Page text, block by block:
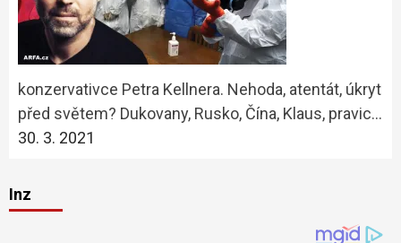
konzervativce Petra Kellnera. Nehoda, atentát, úkryt
před světem? Dukovany, Rusko, Čína, Klaus, pravic…
30. 3. 2021
Inz